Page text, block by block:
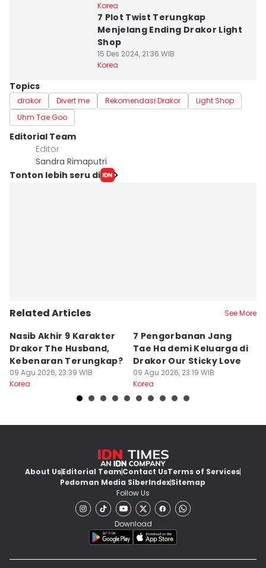
Korea
7 Plot Twist Terungkap
Menjelang Ending Drakor Light
Shop
15 Des 2024, 21:36 WIB
Korea
Topics
drakor Divert me Rekomendasi Drakor
Light Shop
Uhm Tae Goo
Editorial Team
Editor
Sandra Rimaputri
Tonton lebih seru di
Related Articles See More
Nasib Akhir 9 Karakter
Drakor The Husband,
Kebenaran Terungkap?
09 Agu 2026, 23:39 WIB
Korea
7 Pengorbanan Jang
Tae Ha demi Keluarga di
Drakor Our Sticky Love
09 Agu 2026, 23:19 WIB
Korea
About UsEditorial TeamContact UsTerms of Services
Pedoman Media SiberIndexSitemap
Follow Us
Download